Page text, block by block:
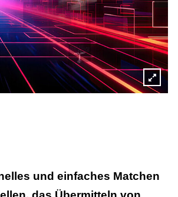
Lightbox
und einfaches Matchen